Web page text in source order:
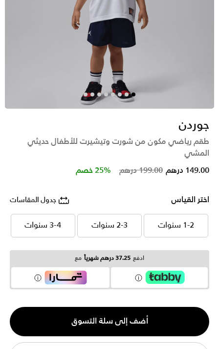
جوردن
طقم رياضي مكون من شورت وتيشيرت للأطفال حديثي
المشي
Price reduced from
199.00 درهم to 149.00 درهم 25% خصم
اختر القياس جدول المقاسات
1-2 سنوات 1-2 سنوات 2-3 سنوات 2-3 سنوات 3-4 سنوات 3-4 سنوات
ادفع 37.25 درهم شهرياً مع
الكمية
1
أضف إلى سلة التسوق